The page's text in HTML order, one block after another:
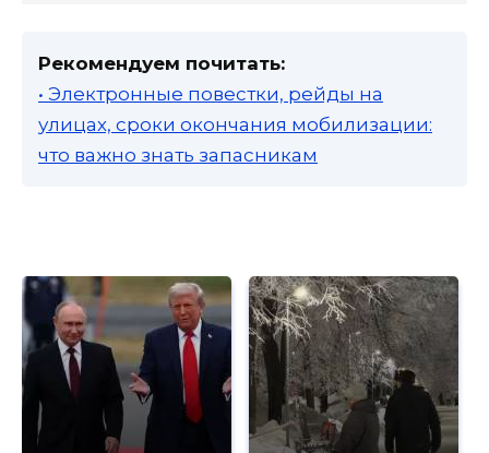
Рекомендуем почитать:
• Электронные повестки, рейды на
улицах, сроки окончания мобилизации:
что важно знать запасникам